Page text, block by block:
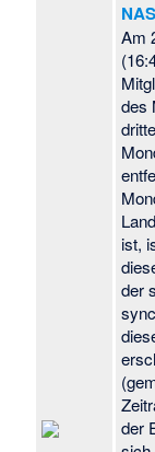
Am
des
ist,
der
der